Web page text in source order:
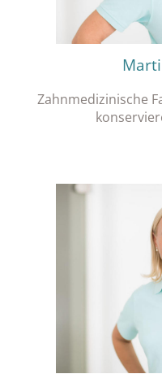
Zahnmedizinische